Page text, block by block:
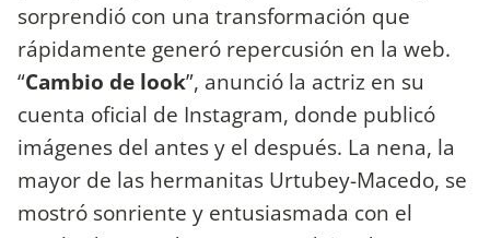
sorprendió con una transformación que
rápidamente generó repercusión en la web.
“Cambio de look”, anunció la actriz en su
cuenta oficial de Instagram, donde publicó
imágenes del antes y el después. La nena, la
mayor de las hermanitas Urtubey-Macedo, se
mostró sonriente y entusiasmada con el